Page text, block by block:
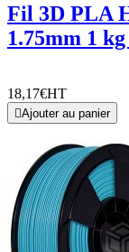
Fil 3D PLA
1.75mm 1
18,17€HT
Ajouter au panier